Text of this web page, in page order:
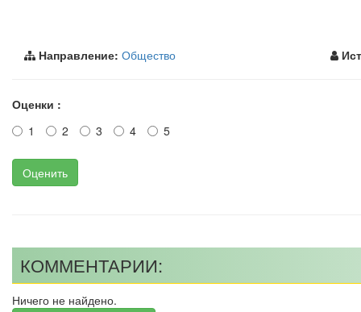
Направление: Общество
Оценки :
1
2 3 4 5
Оценить
КОММЕНТАРИИ:
Ничего не найдено.